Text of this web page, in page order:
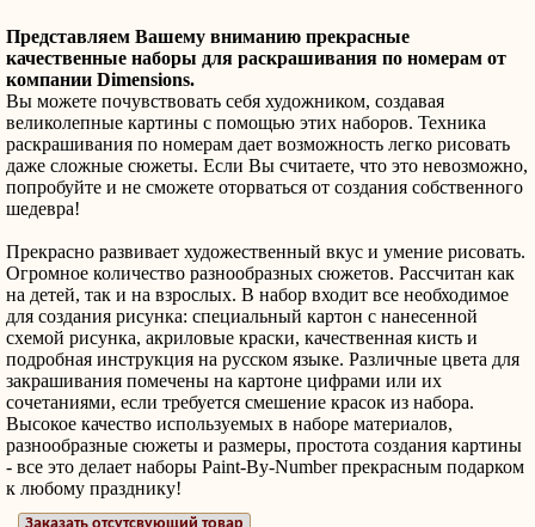
Представляем Вашему вниманию прекрасные
качественные наборы для раскрашивания по номерам от
компании Dimensions.
Вы можете почувствовать себя художником, создавая
великолепные картины с помощью этих наборов. Техника
раскрашивания по номерам дает возможность легко рисовать
даже сложные сюжеты. Если Вы считаете, что это невозможно,
попробуйте и не сможете оторваться от создания собственного
шедевра!
Прекрасно развивает художественный вкус и умение рисовать.
Огромное количество разнообразных сюжетов. Рассчитан как
на детей, так и на взрослых. В набор входит все необходимое
для создания рисунка: специальный картон с нанесенной
схемой рисунка, акриловые краски, качественная кисть и
подробная инструкция на русском языке. Различные цвета для
закрашивания помечены на картоне цифрами или их
сочетаниями, если требуется смешение красок из набора.
Высокое качество используемых в наборе материалов,
разнообразные сюжеты и размеры, простота создания картины
- все это делает наборы Paint-By-Number прекрасным подарком
к любому празднику!